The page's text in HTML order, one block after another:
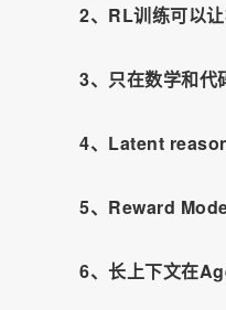
2、RL训练可以让
3、只在数学和代
4、Latent
5、Reward
6、长上下文在